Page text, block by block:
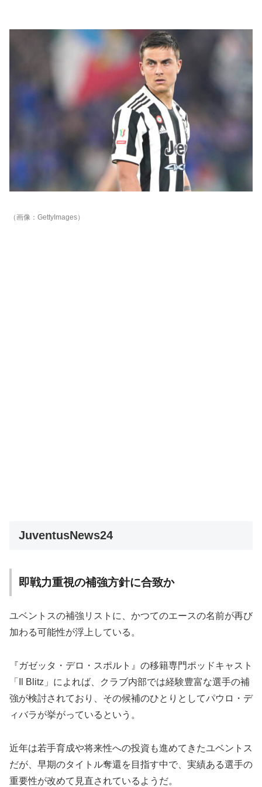
（画像：GettyImages）
JuventusNews24
即戦力重視の補強方針に合致か
ユベントスの補強リストに、かつてのエースの名前が再び
加わる可能性が浮上している。
『ガゼッタ・デロ・スポルト』の移籍専門ポッドキャスト
「Il Blitz」によれば、クラブ内部では経験豊富な選手の補
強が検討されており、その候補のひとりとしてパウロ・デ
ィバラが挙がっているという。
近年は若手育成や将来性への投資も進めてきたユベントス
だが、早期のタイトル奪還を目指す中で、実績ある選手の
重要性が改めて見直されているようだ。